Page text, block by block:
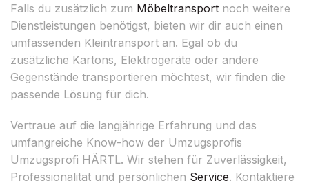
Falls du zusätzlich zum Möbeltransport noch weitere
Dienstleistungen benötigst, bieten wir dir auch einen
umfassenden Kleintransport an. Egal ob du
zusätzliche Kartons, Elektrogeräte oder andere
Gegenstände transportieren möchtest, wir finden die
passende Lösung für dich.
Vertraue auf die langjährige Erfahrung und das
umfangreiche Know-how der Umzugsprofis
Umzugsprofi HÄRTL. Wir stehen für Zuverlässigkeit,
Professionalität und persönlichen Service. Kontaktiere